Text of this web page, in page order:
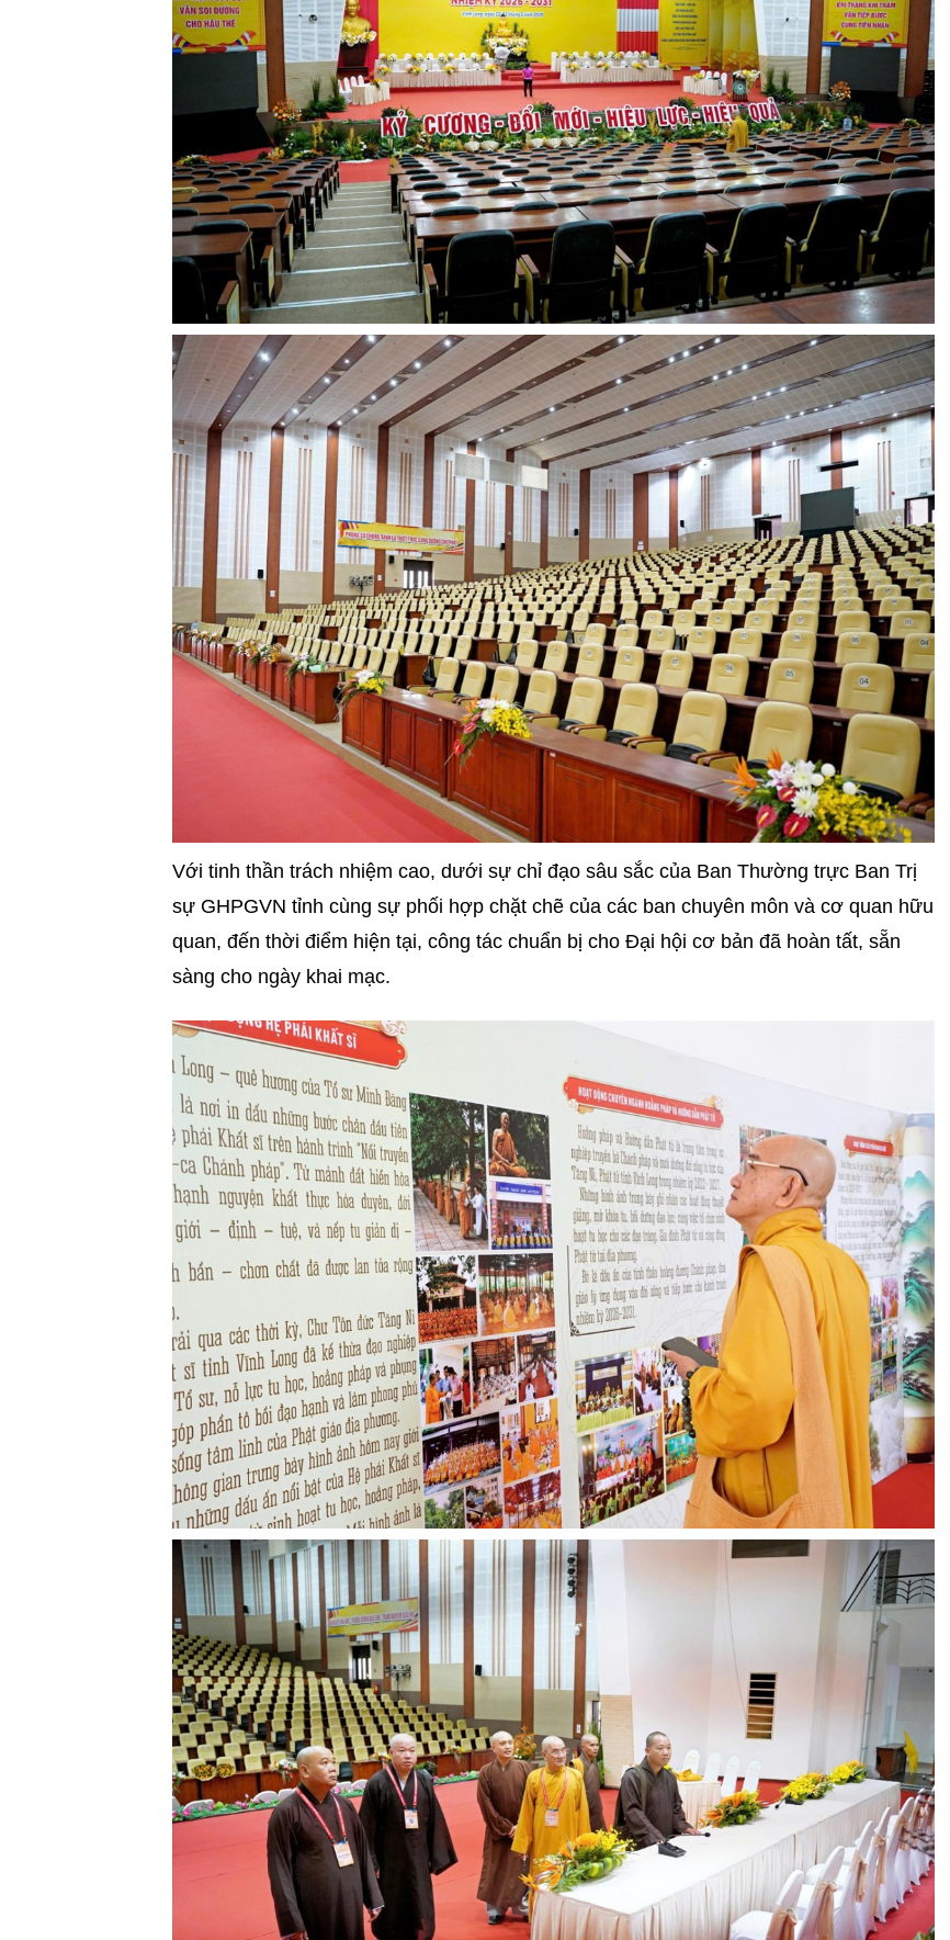
Với tinh thần trách nhiệm cao, dưới sự chỉ đạo sâu sắc của Ban Thường trực Ban Trị
sự GHPGVN tỉnh cùng sự phối hợp chặt chẽ của các ban chuyên môn và cơ quan hữu
quan, đến thời điểm hiện tại, công tác chuẩn bị cho Đại hội cơ bản đã hoàn tất, sẵn
sàng cho ngày khai mạc.